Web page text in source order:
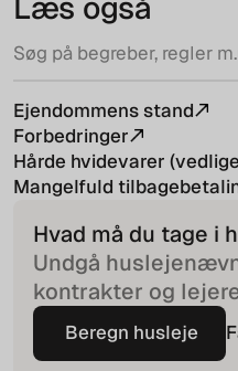
Ejendommens stand
Forbedringer
Hårde hvidevarer
Mangelfuld
Hvad må du tage i
Undgå
kontrakter og
Beregn husleje
Beregn husleje